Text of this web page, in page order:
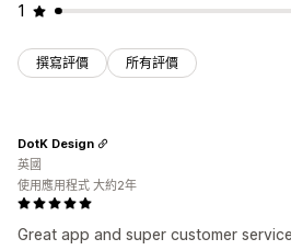
1
撰寫評價 所有評價
Great app and super customer
DotK Design
英國
使用應用程式 大約2年